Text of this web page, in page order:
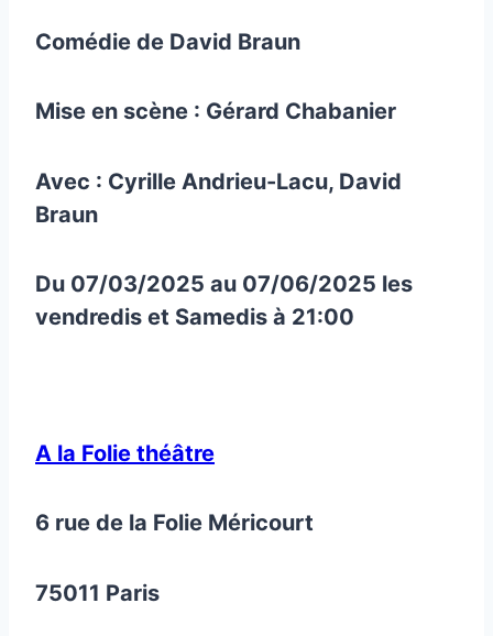
Comédie de David Braun
Mise en scène : Gérard Chabanier
Avec : Cyrille Andrieu-Lacu, David
Braun
Du 07/03/2025 au 07/06/2025 les
vendredis et Samedis à 21:00
A la Folie théâtre
6 rue de la Folie Méricourt
75011 Paris